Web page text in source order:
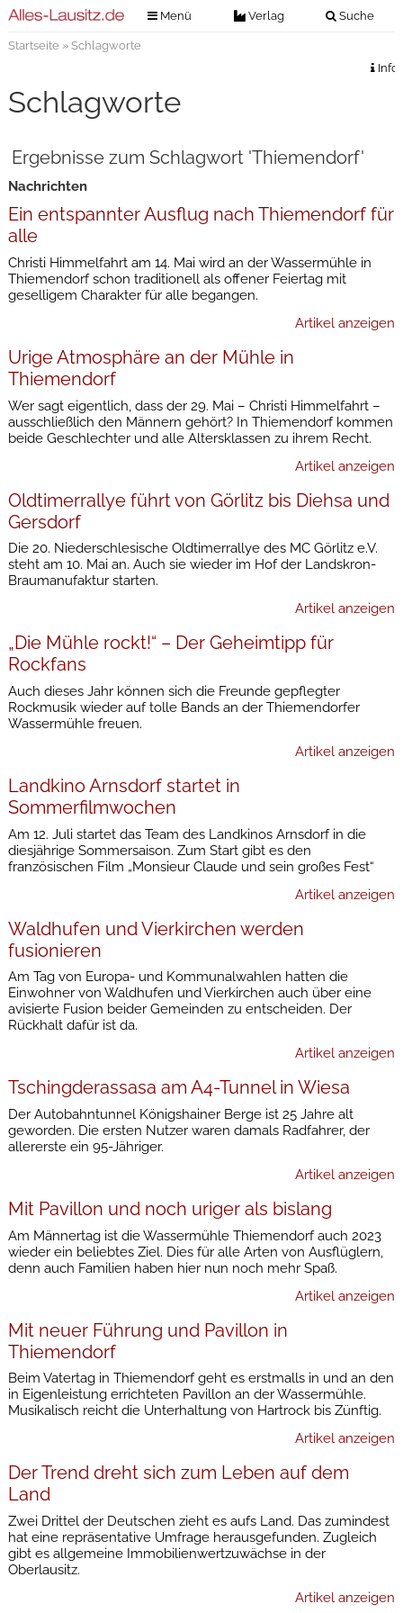
Menü Verlag Suche
Verlag
Kontakt
Anzeigenannahme
Digitale Ausgaben
Startseite» Schlagworte
Info
Schlagworte
Ergebnisse zum Schlagwort 'Thiemendorf'
Nachrichten
Ein entspannter Ausflug nach Thiemendorf für
alle
Christi Himmelfahrt am 14. Mai wird an der Wassermühle in
Thiemendorf schon traditionell als offener Feiertag mit
geselligem Charakter für alle begangen.
Artikel anzeigen
Urige Atmosphäre an der Mühle in
Thiemendorf
Wer sagt eigentlich, dass der 29. Mai – Christi Himmelfahrt –
ausschließlich den Männern gehört? In Thiemendorf kommen
beide Geschlechter und alle Altersklassen zu ihrem Recht.
Artikel anzeigen
Oldtimerrallye führt von Görlitz bis Diehsa und
Gersdorf
Die 20. Niederschlesische Oldtimerrallye des MC Görlitz e.V.
steht am 10. Mai an. Auch sie wieder im Hof der Landskron-
Braumanufaktur starten.
Artikel anzeigen
„Die Mühle rockt!“ – Der Geheimtipp für
Rockfans
Auch dieses Jahr können sich die Freunde gepflegter
Rockmusik wieder auf tolle Bands an der Thiemendorfer
Wassermühle freuen.
Artikel anzeigen
Landkino Arnsdorf startet in
Sommerfilmwochen
Am 12. Juli startet das Team des Landkinos Arnsdorf in die
diesjährige Sommersaison. Zum Start gibt es den
französischen Film „Monsieur Claude und sein großes Fest“
Artikel anzeigen
Waldhufen und Vierkirchen werden
fusionieren
Am Tag von Europa- und Kommunalwahlen hatten die
Einwohner von Waldhufen und Vierkirchen auch über eine
avisierte Fusion beider Gemeinden zu entscheiden. Der
Rückhalt dafür ist da.
Artikel anzeigen
Tschingderassasa am A4-Tunnel in Wiesa
Der Autobahntunnel Königshainer Berge ist 25 Jahre alt
geworden. Die ersten Nutzer waren damals Radfahrer, der
allererste ein 95-Jähriger.
Artikel anzeigen
Mit Pavillon und noch uriger als bislang
Am Männertag ist die Wassermühle Thiemendorf auch 2023
wieder ein beliebtes Ziel. Dies für alle Arten von Ausflüglern,
denn auch Familien haben hier nun noch mehr Spaß.
Artikel anzeigen
Mit neuer Führung und Pavillon in
Thiemendorf
Beim Vatertag in Thiemendorf geht es erstmalls in und an den
in Eigenleistung errichteten Pavillon an der Wassermühle.
Musikalisch reicht die Unterhaltung von Hartrock bis Zünftig.
Artikel anzeigen
Der Trend dreht sich zum Leben auf dem
Land
Zwei Drittel der Deutschen zieht es aufs Land. Das zumindest
hat eine repräsentative Umfrage herausgefunden. Zugleich
gibt es allgemeine Immobilienwertzuwächse in der
Oberlausitz.
Artikel anzeigen